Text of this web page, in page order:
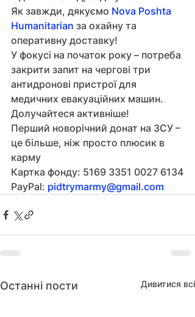
Як завжди, дякуємо Nova Poshta
Humanitarian за охайну та
оперативну доставку!
У фокусі на початок року – потреба
закрити запит на чергові три
антидронові пристрої для
медичних евакуаційних машин.
Долучайтеся активніше!
Перший новорічний донат на ЗСУ –
це більше, ніж просто плюсик в
карму
Картка фонду: 5169 3351 0027 6134
PayPal: pidtrymarmy@gmail.com
Останні пости Дивитися всі